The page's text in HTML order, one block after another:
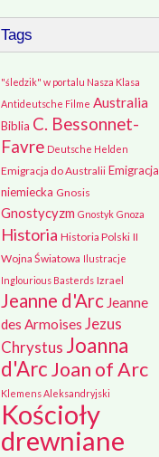
Tags
"śledzik" w portalu Nasza Klasa
Antideutsche Filme Australia
Biblia C. Bessonnet-
Favre Deutsche Helden
Emigracja do Australii Emigracja
niemiecka Gnosis
Gnostycyzm Gnostyk Gnoza
Historia Historia Polski II
Wojna Światowa Ilustracje
Inglourious Basterds Izrael
Jeanne d'Arc Jeanne
des Armoises Jezus
Chrystus Joanna
d'ArcJoan of Arc
Klemens Aleksandryjski
Kościoły
drewniane